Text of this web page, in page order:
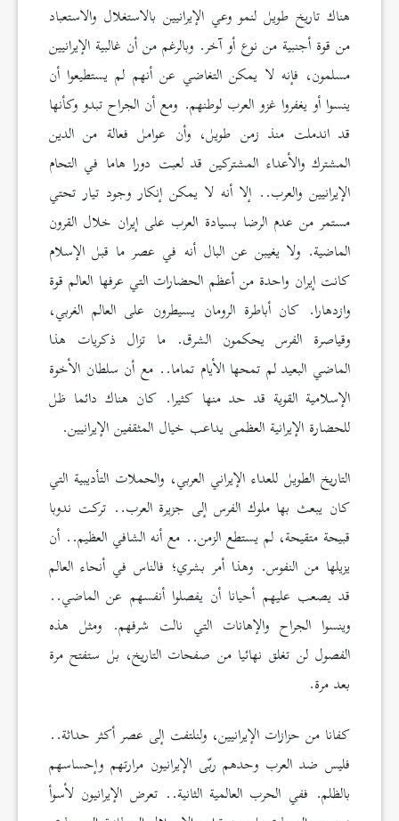
هناك تاريخ طويل لنمو وعي الإيرانيين بالاستغلال والاستعباد
من قوة أجنبية من نوع أو آخر. وبالرغم من أن غالبية الإيرانيين
مسلمون، فإنه لا يمكن التغاضي عن أنهم لم يستطيعوا أن
ينسوا أو يغفروا غزو العرب لوطنهم. ومع أن الجراح تبدو وكأنها
قد اندملت منذ زمن طويل، وأن عوامل فعالة من الدين
المشترك والأعداء المشتركين قد لعبت دورا هاما في التحام
الإيرانيين والعرب.. إلا أنه لا يمكن إنكار وجود تيار تحتي
مستمر من عدم الرضا بسيادة العرب على إيران خلال القرون
الماضية. ولا يغيبن عن البال أنه في عصر ما قبل الإسلام
كانت إيران واحدة من أعظم الحضارات التي عرفها العالم قوة
وازدهارا. كان أباطرة الرومان يسيطرون على العالم الغربي،
وقياصرة الفرس يحكمون الشرق. ما تزال ذكريات هذا
الماضي البعيد لم تمحها الأيام تماما.. مع أن سلطان الأخوة
الإسلامية القوية قد حد منها كثيرا. كان هناك دائما ظل
للحضارة الإيرانية العظمى يداعب خيال المثقفين الإيرانيين.
التاريخ الطويل للعداء الإيراني العربي، والحملات التأديبية التي
كان يبعث بها ملوك الفرس إلى جزيرة العرب.. تركت ندوبا
قبيحة متقيحة، لم يستطع الزمن.. مع أنه الشافي العظيم.. أن
يزيلها من النفوس. وهذا أمر بشري؛ فالناس في أنحاء العالم
قد يصعب عليهم أحيانا أن يفصلوا أنفسهم عن الماضي..
وينسوا الجراح والإهانات التي نالت شرفهم. ومثل هذه
الفصول لن تغلق نهائيا من صفحات التاريخ، بل ستفتح مرة
بعد مرة.
كفانا من حزازات الإيرانيين، ولنلتفت إلى عصر أكثر حداثة..
فليس ضد العرب وحدهم ربّى الإيرانيون مرارتهم وإحساسهم
بالظلم. ففي الحرب العالمية الثانية.. تعرض الإيرانيون لأسوأ